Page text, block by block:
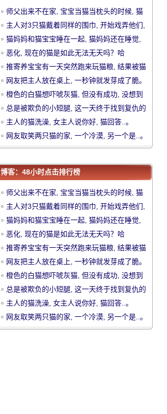
中
华
宠
猫宝宝第一次醒来.....。
恶化, 现在的猫是如此无法无天吗？哈
哈。。。
推寄养宝宝有一天突然跑来玩猫粮, 结果被猫
发现后回家.....。
网友把主人放在桌上, 一秒钟就发芽成了脆。
橙色的白猫想吓唬灰猫, 但没有成功, 没想到
灰猫生气了, 所以.....。
总是被欺负的小短腿, 这一天终于找到复仇的
机会, 和..。
主人的猫洗澡, 女主人说你好, 猫回答..。
网友取笑两只猫的家, 一个冷漠, 另一个
师父出来不在家, 宝宝当猫当枕头的时候, 猫
的表情是明亮的!
主人对3只猫戴着同样的围巾, 开始戏弄他们,
这种反应可爱死了..。
猫妈妈和猫宝宝睡在一起, 猫妈妈还在睡觉,
猫宝宝第一次醒来.....。
恶化, 现在的猫是如此无法无天吗？哈
哈。。。
推寄养宝宝有一天突然跑来玩猫粮, 结果被猫
发现后回家.....。
网友把主人放在桌上, 一秒钟就发芽成了脆。
橙色的白猫想吓唬灰猫, 但没有成功, 没想到
灰猫生气了, 所以.....。
总是被欺负的小短腿, 这一天终于找到复仇的
机会, 和..。
主人的猫洗澡, 女主人说你好, 猫回答..。
网友取笑两只猫的家, 一个冷漠, 另一个是..。
博客：48小时点击排行榜
师父出来不在家, 宝宝当猫当枕头的时候, 猫
的表情是明亮的!
主人对3只猫戴着同样的围巾, 开始戏弄他们,
这种反应可爱死了..。
猫妈妈和猫宝宝睡在一起, 猫妈妈还在睡觉,
猫宝宝第一次醒来.....。
恶化, 现在的猫是如此无法无天吗？哈
哈。。。
推寄养宝宝有一天突然跑来玩猫粮, 结果被猫
发现后回家.....。
网友把主人放在桌上, 一秒钟就发芽成了脆。
橙色的白猫想吓唬灰猫, 但没有成功, 没想到
灰猫生气了, 所以.....。
总是被欺负的小短腿, 这一天终于找到复仇的
机会, 和..。
主人的猫洗澡, 女主人说你好, 猫回答..。
网友取笑两只猫的家, 一个冷漠, 另一个是..。